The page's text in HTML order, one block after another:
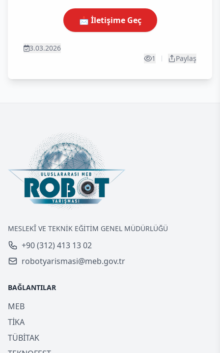
📩 İletişime Geç
3.03.2026
1
Paylaş
MESLEKÎ VE TEKNİK EĞİTİM GENEL MÜDÜRLÜĞÜ
+90 (312) 413 13 02
robotyarismasi@meb.gov.tr
BAĞLANTILAR
MEB
TİKA
TÜBİTAK